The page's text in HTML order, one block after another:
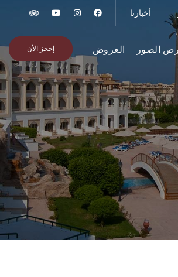
أخبارنا
الصور العروض إحجز الأن